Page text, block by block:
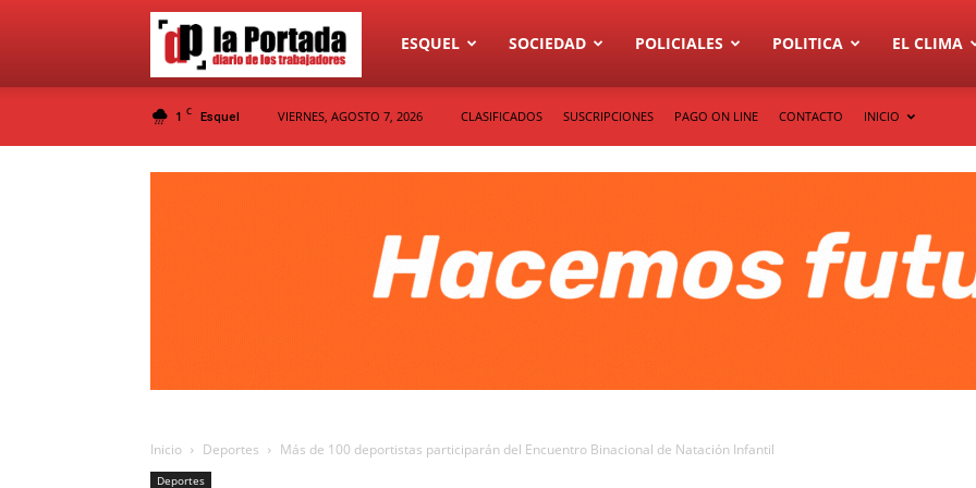
Diario
La
ESQUEL SOCIEDAD POLICIALES POLITICA EL CLIMA
1 C Esquel VIERNES, AGOSTO 7, 2026 CLASIFICADOS SUSCRIPCIONES PAGO ON LINE CONTACTO INICIO
Inicio Deportes Más de 100 deportistas participarán del Encuentro Binacional de Natación Infantil
Deportes